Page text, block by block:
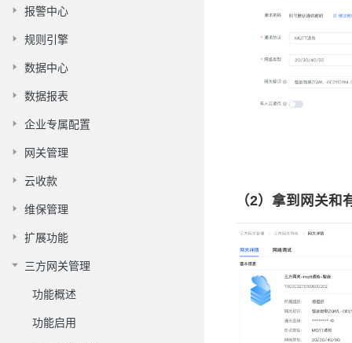
报警中心
规则引擎
数据中心
数据报表
企业专属配置
网关管理
云收款
维保管理
扩展功能
三方网关管理
功能概述
功能启用
（2）拿到网关和